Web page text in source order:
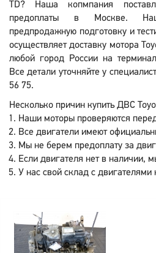
TD? Наша копмпания
предоплаты в Москве.
предпродажную подготовку и
осуществляет доставку мотора
любой город России на
Все детали уточняйте у
56 75.
Несколько причин купить ДВС
Наши моторы проверяются
Все двигатели имеют
Мы не берем предоплату за
Если двигателя нет в наличии,
У нас свой склад с